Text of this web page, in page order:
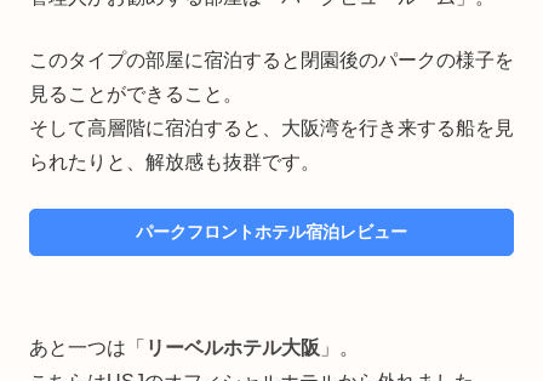
このタイプの部屋に宿泊すると閉園後のパークの様子を
見ることができること。
そして高層階に宿泊すると、大阪湾を行き来する船を見
られたりと、解放感も抜群です。
パークフロントホテル宿泊レビュー
あと一つは「 リーベルホテル大阪 」。